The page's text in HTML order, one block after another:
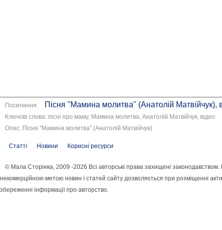
Посилання: Пісня "Мамина молитва" (Анатолій Матвійчук),
Ключові слова: пісні про маму, Мамина молитва, Анатолій Матвійчук, відео
Опис: Пісня "Мамина молитва" (Анатолій Матвійчук)
Статті Новини Корисні ресурси
© Мала Сторінка, 2009 -2026 Всі авторські права захищені
некомерційною метою новин і статей сайту дозволяється при розміщенні
збереженні інформації про авторство.